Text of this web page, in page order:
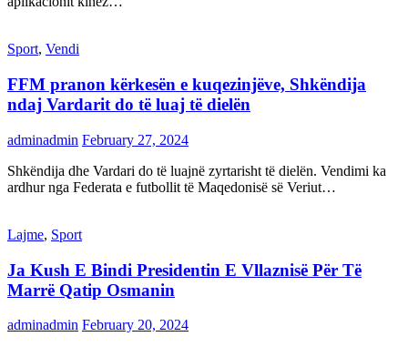
Sport, Vendi
FFM pranon kërkesën e kuqezinjëve, Shkëndija
ndaj Vardarit do të luaj të dielën
adminadmin February 27, 2024
Shkëndija dhe Vardari do të luajnë zyrtarisht të dielën. Vendimi ka
ardhur nga Federata e futbollit të Maqedonisë së Veriut…
Lajme, Sport
Ja Kush E Bindi Presidentin E Vllaznisë Për Të
Marrë Qatip Osmanin
adminadmin February 20, 2024